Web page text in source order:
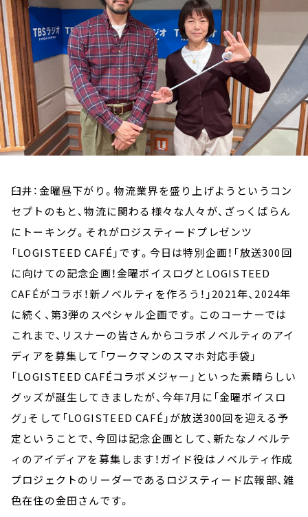
臼井：金曜昼下がり。物流業界を盛り上げようというコン
セプトのもと、物流に関わる様々な人々が、ざっくばらん
にトーキング。それがロジスティードプレゼンツ
「LOGISTEED CAFÉ」です。今日は特別企画！「放送300回
に向けての記念企画！金曜ボイスログとLOGISTEED
CAFÉがコラボ！新ノベルティを作ろう！」2021年、2024年
に続く、第3弾のスペシャル企画です。このコーナーでは
これまで、リスナーの皆さんからコラボノベルティのアイ
ディアを募集して「ワークマンのスマホ対応手袋」
「LOGISTEED CAFÉコラボメジャー」といった素晴らしい
グッズが誕生してきましたが、今年7月に「金曜ボイスロ
グ」そして「LOGISTEED CAFÉ」が放送300回を迎える予
定ということで、今回は記念企画として、新たなノベルテ
ィのアイディアを募集します！ガイド役はノベルティ作成
プロジェクトのリーダーであるロジスティード広報部、雑
色在住の金田さんです。